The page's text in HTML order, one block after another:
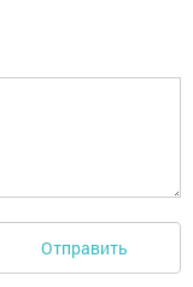
Отправить